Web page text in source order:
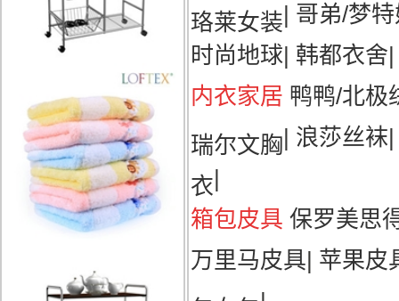
珞莱女装| 哥弟/梦
时尚地球| 韩都衣舍|
内衣家居 鸭鸭/北极
瑞尔文胸| 浪莎丝袜
衣|
箱包皮具 保罗美思
万里马皮具| 苹果皮